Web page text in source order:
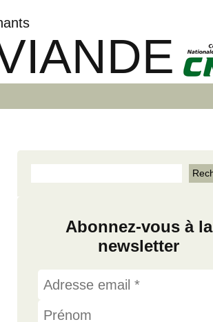
Abonnez-vous à la
newsletter